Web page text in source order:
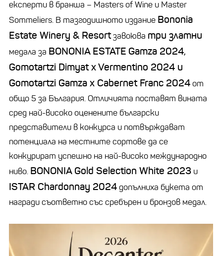
експерти в бранша – Masters of Wine и Master
Sommeliers. В тазгодишното издание Bononia
Estate Winery & Resortзавоюва три златни
медала за BONONIA ESTATE Gamza 2024,
Gomotartzi Dimyat x Vermentino 2024 и
Gomotartzi Gamza x Cabernet Franc 2024от
общо 5 за България. Отличията поставят вината
сред най-високо оценените български
представители в конкурса и потвърждават
потенциала на местните сортове да се
конкурират успешно на най-високо международно
ниво. BONONIA Gold Selection White 2023 и
ISTAR Chardonnay 2024допълниха букета от
награди съответно със сребърен и бронзов медал.